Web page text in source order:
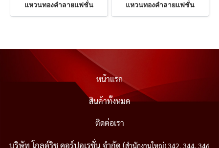
แหวนทองคำลายแฟชั่น แหวนทองคำลายแฟชั่น
หน้าแรก
สินค้าทั้งหมด
ติดต่อเรา
บริษัท โกลด์ริช คอร์ปอเรชั่น จำกัด (สำนักงานใหญ่) 342, 344, 346